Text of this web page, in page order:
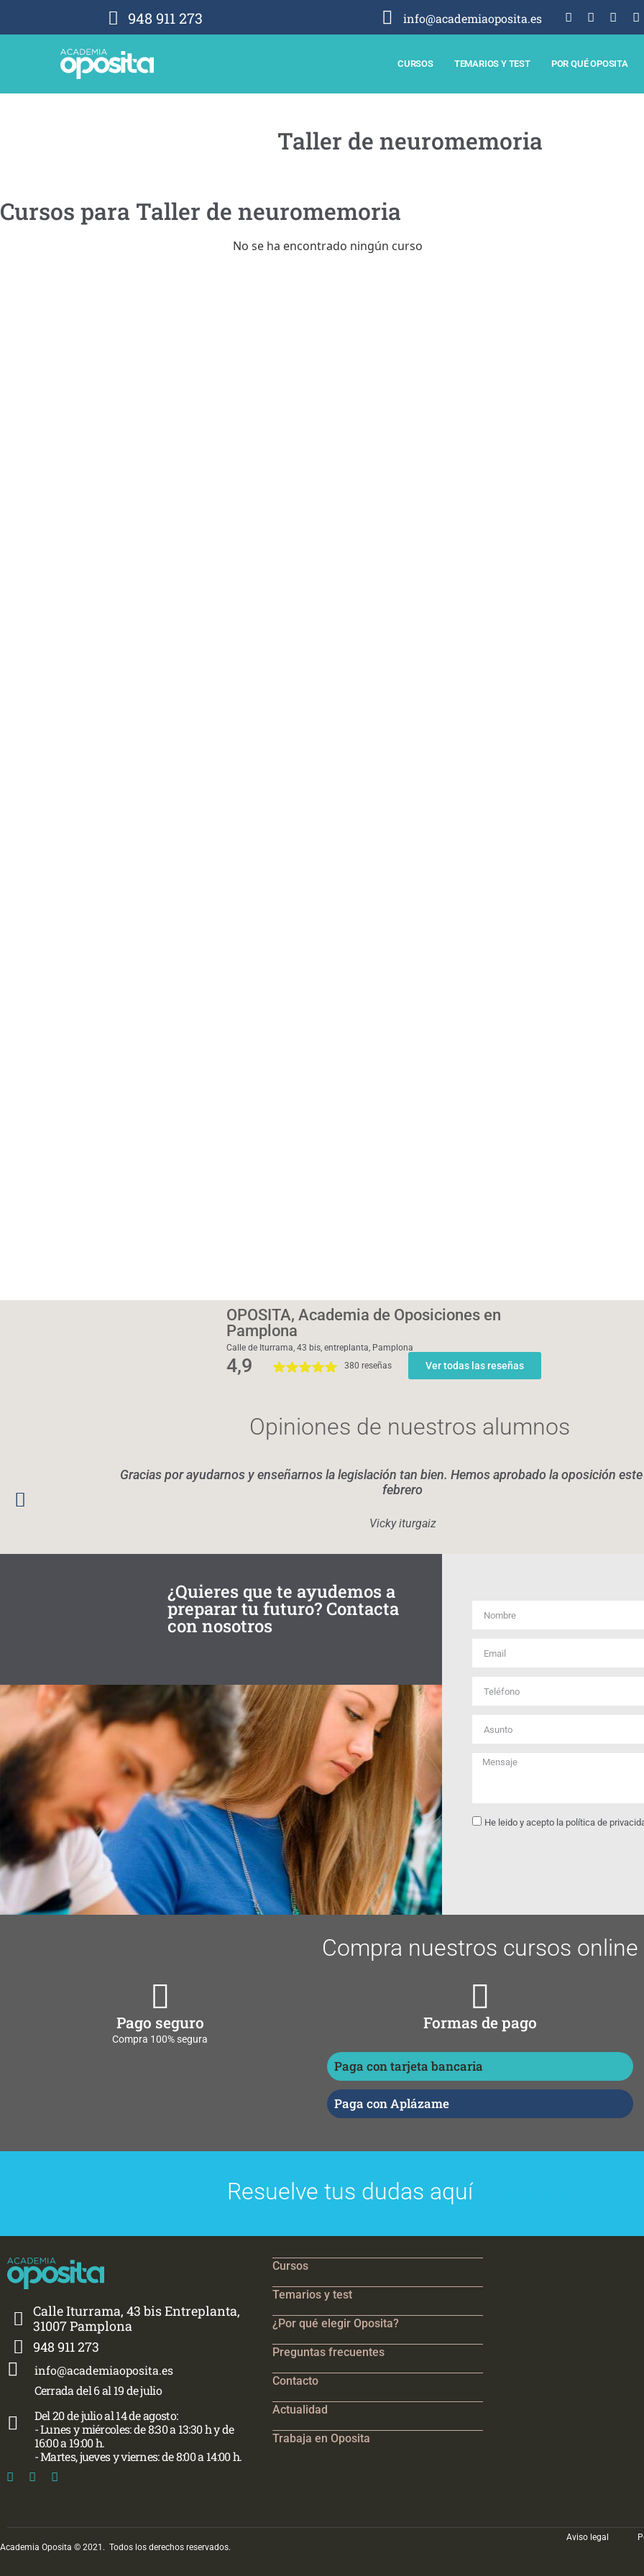
948 911 273 info@academiaoposita.es
CURSOS TEMARIOS Y TEST POR QUÉ OPOSITA
Taller de neuromemoria
Cursos para Taller de neuromemoria
No se ha encontrado ningún curso
OPOSITA, Academia de Oposiciones en
Pamplona
Calle de Iturrama, 43 bis, entreplanta, Pamplona
4,9 380 reseñas Ver todas las reseñas
Opiniones de nuestros alumnos
Gracias por ayudarnos y enseñarnos la legislación tan bien. Hemos aprobado la oposición
febrero
Vicky iturgaiz
¿Quieres que te ayudemos a
preparar tu futuro? Contacta
con nosotros
He leido y acepto la política de
Compra nuestros cursos online
Pago seguro
Compra 100% segura
Formas de pago
Paga con tarjeta bancaria
Paga con Aplázame
Resuelve tus dudas aquí
Calle Iturrama, 43 bis Entreplanta,
31007 Pamplona
948 911 273
info@academiaoposita.es
Cerrada del 6 al 19 de julio
Del 20 de julio al 14 de agosto:
- Lunes y miércoles: de 8:30 a 13:30 h y de
16:00 a 19:00 h.
- Martes, jueves y viernes: de 8:00 a 14:00 h.
Cursos
Temarios y test
¿Por qué elegir Oposita?
Preguntas frecuentes
Contacto
Actualidad
Trabaja en Oposita
Academia Oposita © 2021. Todos los derechos reservados.
Aviso legal